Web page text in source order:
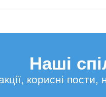
Наші
корисні